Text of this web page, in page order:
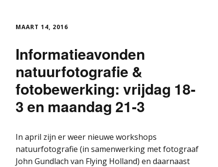
MAART 14, 2016
Informatieavonden
natuurfotografie &
fotobewerking: vrijdag 18-
3 en maandag 21-3
In april zijn er weer nieuwe workshops
natuurfotografie (in samenwerking met fotograaf
John Gundlach van Flying Holland) en daarnaast